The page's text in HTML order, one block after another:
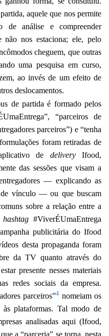
aquele que nos permite
de análise e compreender
não nos estaciona; ele, pelo
cheguem, que outras
uma pesquisa em curso,
ao invés de um efeito de
deslocamentos.
de partida é formado pelos
“parceiros de
parceiros”) e “tenha
foram retiradas de
de deliveryIfood,
das sessões que visam a
— explicando as
de vínculo — ou que buscam
sobre a relação entre a
hashtag#ViverÉUmaEntrega
publicitária do Ifood
desta propaganda foram
da TV quanto através do
presente nesses materiais
redes sociais da empresa.
parceiros”4 nomeiam os
às plataformas. Tal modo de
analisadas aqui (Ifood,
a “parceria” se torna, nesta